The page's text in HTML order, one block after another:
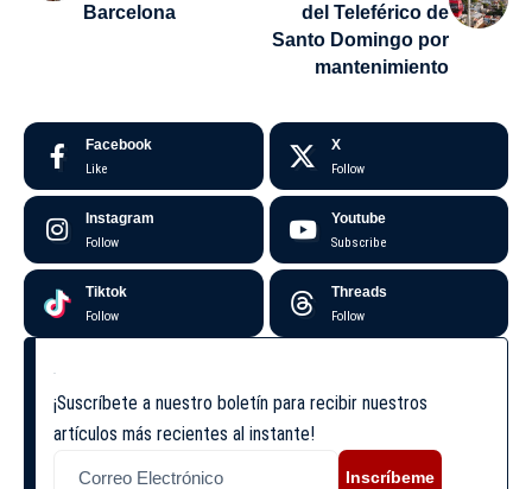
Barcelona
del Teleférico de
Santo Domingo por
mantenimiento
Facebook
Like
X
Follow
Instagram
Follow
Youtube
Subscribe
Tiktok
Follow
Threads
Follow
¡Suscríbete a nuestro boletín para recibir nuestros
artículos más recientes al instante!
Inscríbeme